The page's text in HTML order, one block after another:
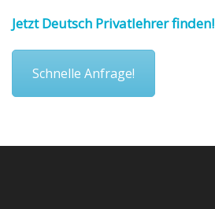
Jetzt Deutsch Privatlehrer finden!
Schnelle Anfrage!